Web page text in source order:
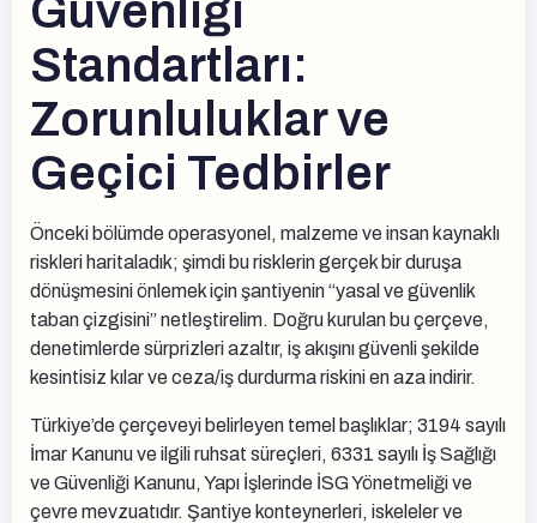
Güvenliği
Standartları:
Zorunluluklar ve
Geçici Tedbirler
Önceki bölümde operasyonel, malzeme ve insan kaynaklı
riskleri haritaladık; şimdi bu risklerin gerçek bir duruşa
dönüşmesini önlemek için şantiyenin “yasal ve güvenlik
taban çizgisini” netleştirelim. Doğru kurulan bu çerçeve,
denetimlerde sürprizleri azaltır, iş akışını güvenli şekilde
kesintisiz kılar ve ceza/iş durdurma riskini en aza indirir.
Türkiye’de çerçeveyi belirleyen temel başlıklar; 3194 sayılı
İmar Kanunu ve ilgili ruhsat süreçleri, 6331 sayılı İş Sağlığı
ve Güvenliği Kanunu, Yapı İşlerinde İSG Yönetmeliği ve
çevre mevzuatıdır. Şantiye konteynerleri, iskeleler ve